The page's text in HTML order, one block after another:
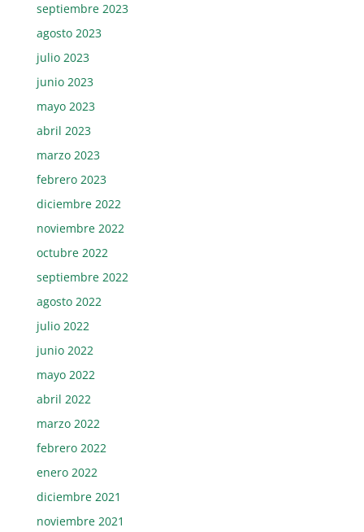
septiembre 2023
agosto 2023
julio 2023
junio 2023
mayo 2023
abril 2023
marzo 2023
febrero 2023
diciembre 2022
noviembre 2022
octubre 2022
septiembre 2022
agosto 2022
julio 2022
junio 2022
mayo 2022
abril 2022
marzo 2022
febrero 2022
enero 2022
diciembre 2021
noviembre 2021